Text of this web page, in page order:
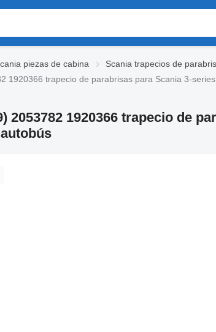
piezas de cabina
Scania trapecios de
1920366 trapecio de parabrisas para Scania 3-
2053782 1920366 trapecio de